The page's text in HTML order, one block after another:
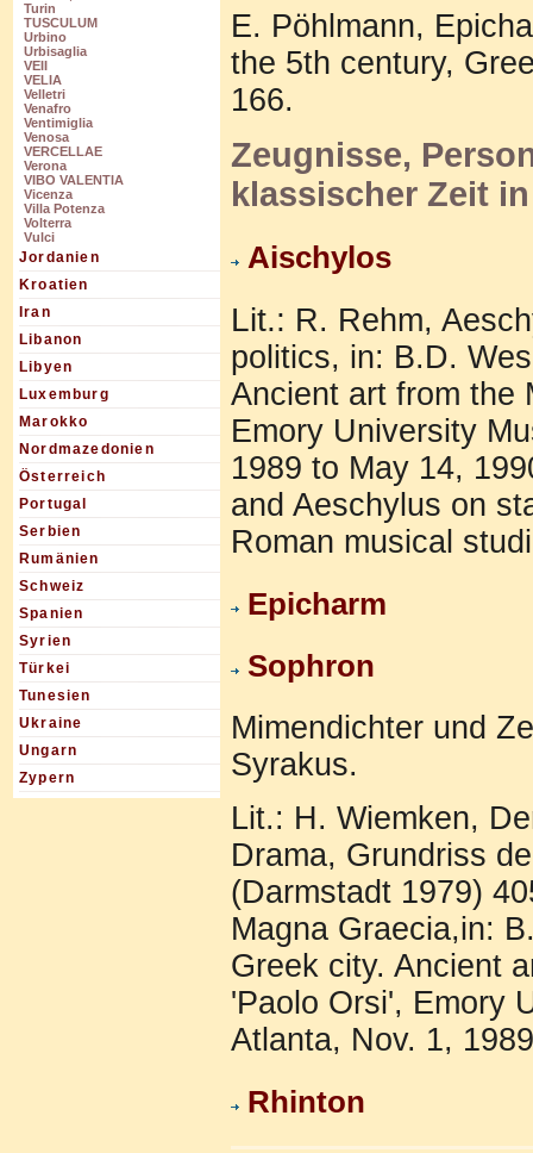
Turin
TUSCULUM
Urbino
Urbisaglia
VEII
VELIA
Velletri
Venafro
Ventimiglia
Venosa
VERCELLAE
Verona
VIBO VALENTIA
Vicenza
Villa Potenza
Volterra
Vulci
Jordanien
Kroatien
Iran
Libanon
Libyen
Luxemburg
Marokko
Nordmazedonien
Österreich
Portugal
Serbien
Rumänien
Schweiz
Spanien
Syrien
Türkei
Tunesien
Ukraine
Ungarn
Zypern
E. Pöhlmann,
the 5th century,
166.
Zeugnisse,
klassischer Zeit
Aischylos
Lit.: R. Rehm,
politics, in: B.D.
Ancient art from the
Emory University
1989 to May 14,
and Aeschylus on
Roman musical
Epicharm
Sophron
Mimendichter und
Syrakus.
Lit.: H. Wiemken,
Drama, Grundriss
(Darmstadt 1979)
Magna Graecia,in:
Greek city. Ancient
'Paolo Orsi', Emory
Atlanta, Nov. 1,
Rhinton